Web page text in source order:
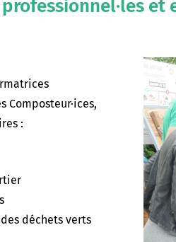
et
Composteur·ices,
:
déchets verts